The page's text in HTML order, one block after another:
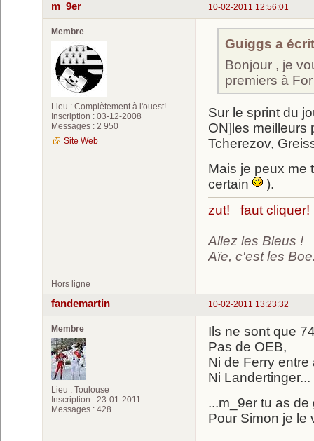
10-02-2011 12:56:01
m_9er
Membre
Lieu : Complètement à l'ouest!
Inscription : 03-12-2008
Messages : 2 950
Site Web
Guiggs a
Bonjour , je
premiers à
Sur le sprint du
ON]les meilleurs
Tcherezov,
Mais je peux me
certain
).
zut! faut cliquer!
Allez les Bleus !
Aïe, c'est les
Hors ligne
10-02-2011 13:23:32
fandemartin
Membre
Lieu : Toulouse
Inscription : 23-01-2011
Messages : 428
Ils ne sont que
Pas de OEB,
Ni de Ferry entre
Ni Landertinger...
...m_9er tu as
Pour Simon je le